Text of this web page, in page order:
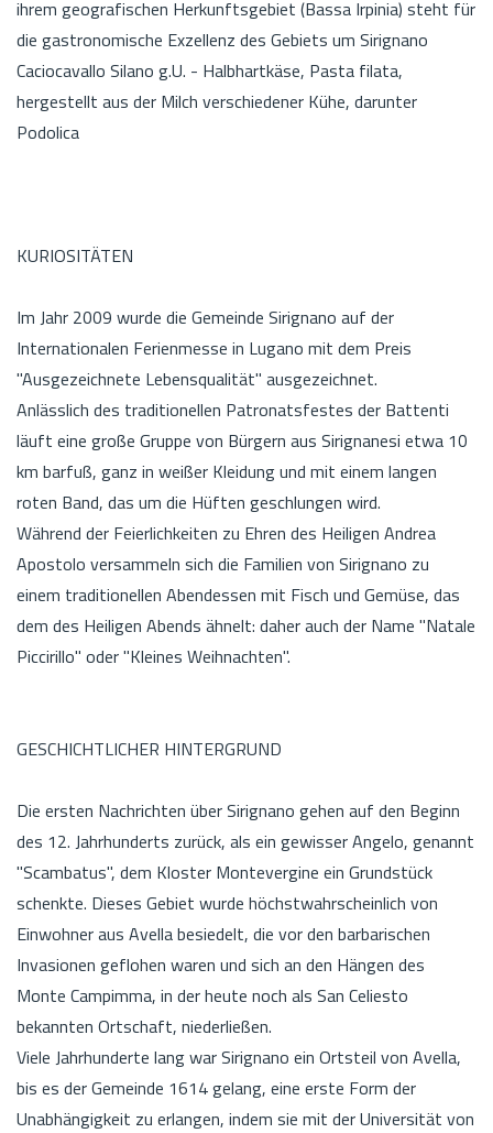
ihrem geografischen Herkunftsgebiet (Bassa Irpinia) steht für
die gastronomische Exzellenz des Gebiets um Sirignano
Caciocavallo Silano g.U. - Halbhartkäse, Pasta filata,
hergestellt aus der Milch verschiedener Kühe, darunter
Podolica
KURIOSITÄTEN
Im Jahr 2009 wurde die Gemeinde Sirignano auf der
Internationalen Ferienmesse in Lugano mit dem Preis
"Ausgezeichnete Lebensqualität" ausgezeichnet.
Anlässlich des traditionellen Patronatsfestes der Battenti
läuft eine große Gruppe von Bürgern aus Sirignanesi etwa 10
km barfuß, ganz in weißer Kleidung und mit einem langen
roten Band, das um die Hüften geschlungen wird.
Während der Feierlichkeiten zu Ehren des Heiligen Andrea
Apostolo versammeln sich die Familien von Sirignano zu
einem traditionellen Abendessen mit Fisch und Gemüse, das
dem des Heiligen Abends ähnelt: daher auch der Name "Natale
Piccirillo" oder "Kleines Weihnachten".
GESCHICHTLICHER HINTERGRUND
Die ersten Nachrichten über Sirignano gehen auf den Beginn
des 12. Jahrhunderts zurück, als ein gewisser Angelo, genannt
"Scambatus", dem Kloster Montevergine ein Grundstück
schenkte. Dieses Gebiet wurde höchstwahrscheinlich von
Einwohner aus Avella besiedelt, die vor den barbarischen
Invasionen geflohen waren und sich an den Hängen des
Monte Campimma, in der heute noch als San Celiesto
bekannten Ortschaft, niederließen.
Viele Jahrhunderte lang war Sirignano ein Ortsteil von Avella,
bis es der Gemeinde 1614 gelang, eine erste Form der
Unabhängigkeit zu erlangen, indem sie mit der Universität von